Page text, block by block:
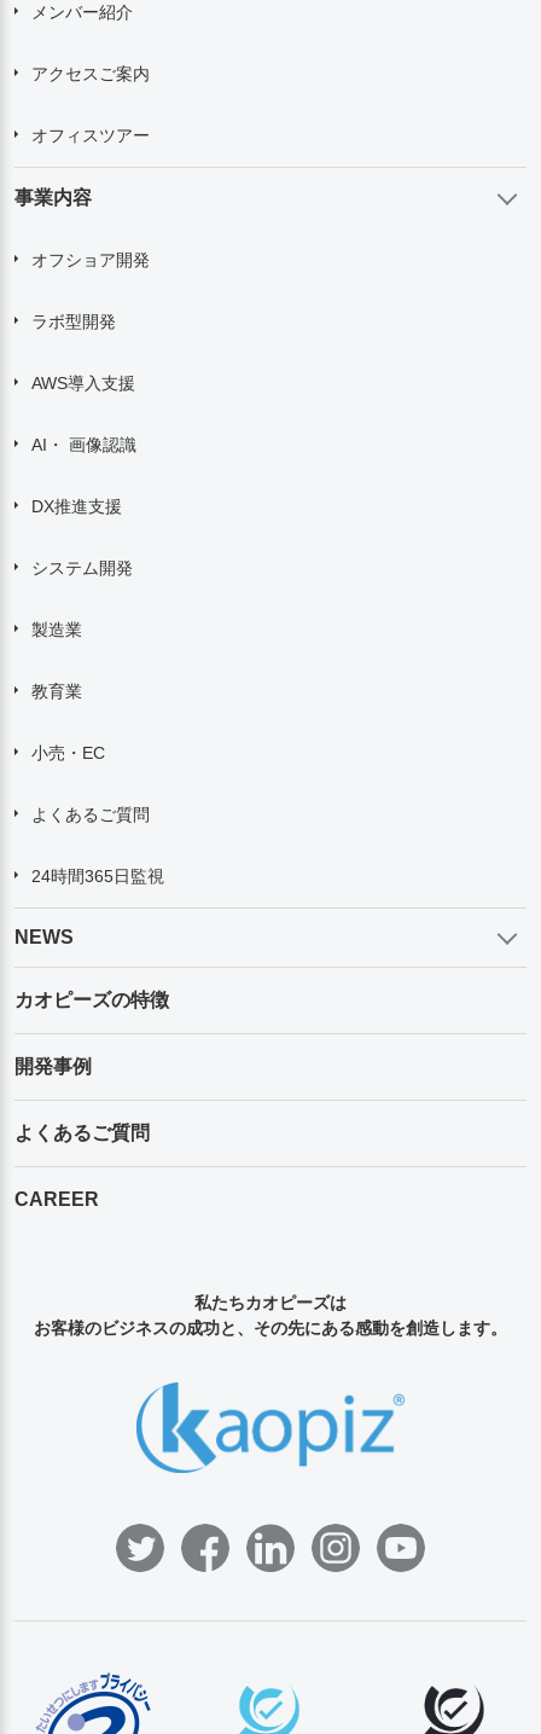
メンバー紹介
アクセスご案内
オフィスツアー
事業内容
オフショア開発
ラボ型開発
AWS導入支援
AI・ 画像認識
DX推進支援
システム開発
製造業
教育業
小売・EC
よくあるご質問
24時間365日監視
NEWS
カオピーズの特徴
開発事例
よくあるご質問
CAREER
私たちカオピーズは
お客様のビジネスの成功と、その先にある感動を創造します。